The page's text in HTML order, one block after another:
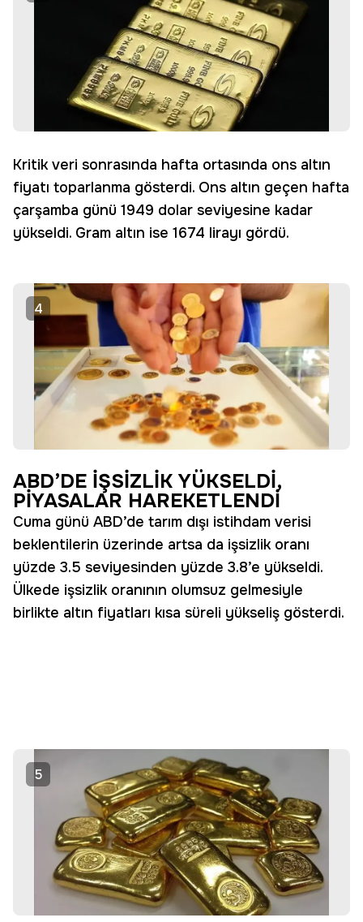
Kritik veri sonrasında hafta ortasında ons altın
fiyatı toparlanma gösterdi. Ons altın geçen hafta
çarşamba günü 1949 dolar seviyesine kadar
yükseldi. Gram altın ise 1674 lirayı gördü.
4
ABD’DE İŞSİZLİK YÜKSELDİ,
PİYASALAR HAREKETLENDİ
Cuma günü ABD’de tarım dışı istihdam verisi
beklentilerin üzerinde artsa da işsizlik oranı
yüzde 3.5 seviyesinden yüzde 3.8’e yükseldi.
Ülkede işsizlik oranının olumsuz gelmesiyle
birlikte altın fiyatları kısa süreli yükseliş gösterdi.
5